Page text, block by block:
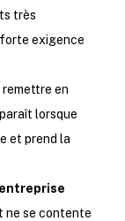
très
exigence
remettre en
lorsque
et prend la
ne se contente